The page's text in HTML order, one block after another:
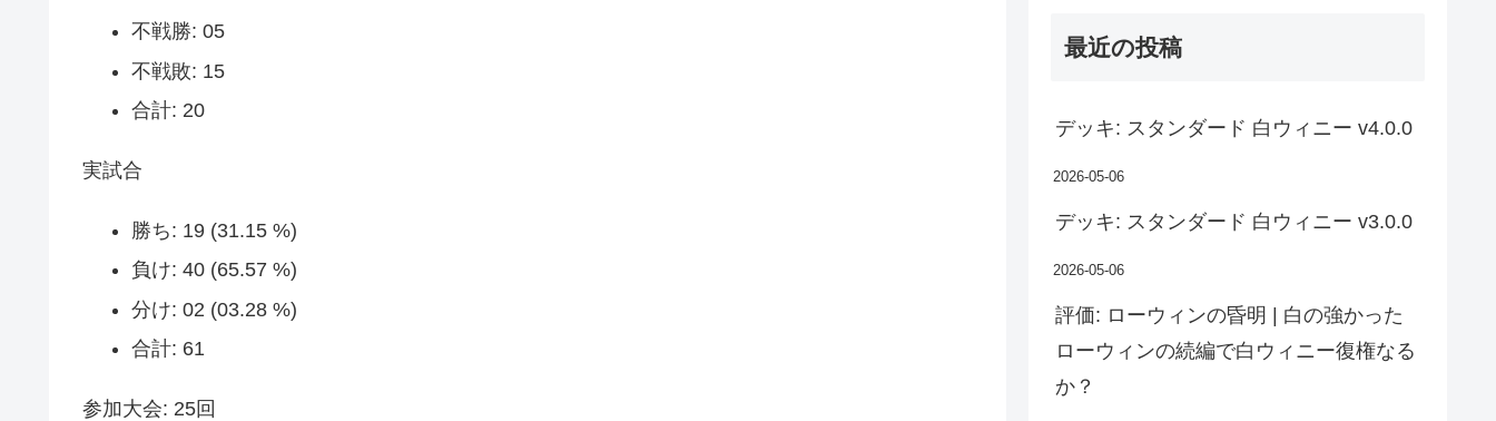
不戦勝: 05
不戦敗: 15
合計: 20
実試合
勝ち: 19 (31.15 %)
負け: 40 (65.57 %)
分け: 02 (03.28 %)
合計: 61
参加大会: 25回
最近の投稿
デッキ: スタンダード 白ウィニー v4.0.0
2026-05-06
デッキ: スタンダード 白ウィニー v3.0.0
2026-05-06
評価: ローウィンの昏明 | 白の強かった
ローウィンの続編で白ウィニー復権なる
か？